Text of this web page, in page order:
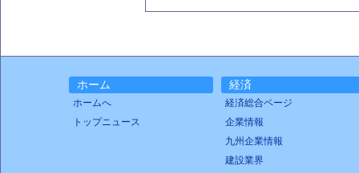
ホーム
ホームへ
トップニュース
経済
経済総合ページ
企業情報
九州企業情報
建設業界